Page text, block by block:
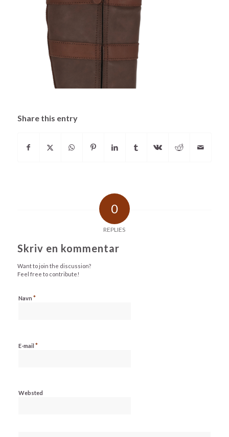
Share this entry
0
REPLIES
Skriv en kommentar
Want to join the discussion?
Feel free to contribute!
Navn *
E-mail *
Websted